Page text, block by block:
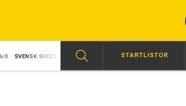
I PARIS 6/8 AVSTÄNGD EFTER SLAG I TRANSPORT
STARTLISTOR